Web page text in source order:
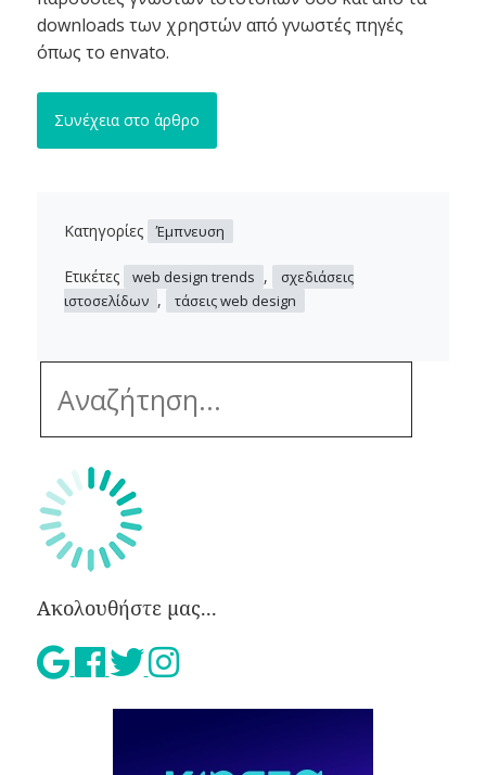
downloads των χρηστών από γνωστές πηγές
όπως το envato.
Συνέχεια στο άρθρο
Κατηγορίες Έμπνευση
Ετικέτες web design trends ,
σχεδιάσεις
ιστοσελίδων , τάσεις web design
Ακολουθήστε μας...